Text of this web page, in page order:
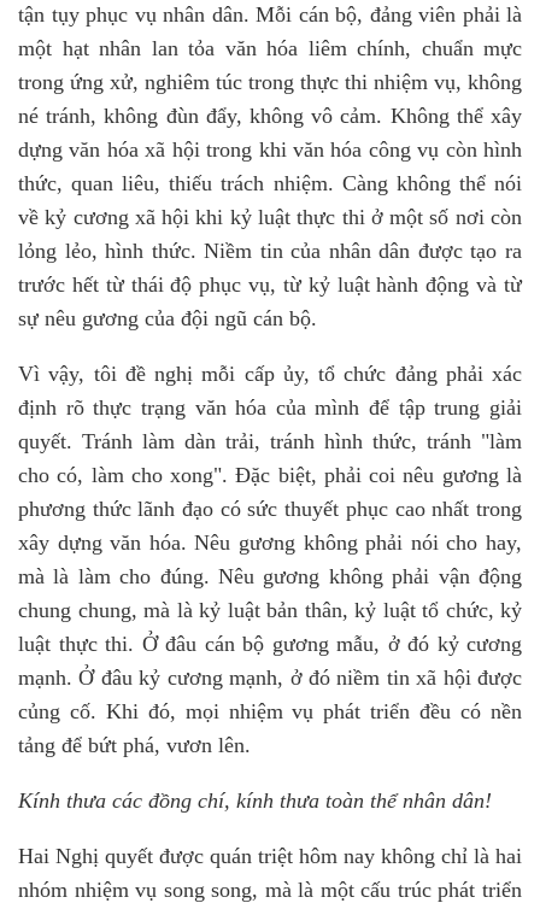
tận tụy phục vụ nhân dân. Mỗi cán bộ, đảng viên phải là
một hạt nhân lan tỏa văn hóa liêm chính, chuẩn mực
trong ứng xử, nghiêm túc trong thực thi nhiệm vụ, không
né tránh, không đùn đẩy, không vô cảm. Không thể xây
dựng văn hóa xã hội trong khi văn hóa công vụ còn hình
thức, quan liêu, thiếu trách nhiệm. Càng không thể nói
về kỷ cương xã hội khi kỷ luật thực thi ở một số nơi còn
lỏng lẻo, hình thức. Niềm tin của nhân dân được tạo ra
trước hết từ thái độ phục vụ, từ kỷ luật hành động và từ
sự nêu gương của đội ngũ cán bộ.
Vì vậy, tôi đề nghị mỗi cấp ủy, tổ chức đảng phải xác
định rõ thực trạng văn hóa của mình để tập trung giải
quyết. Tránh làm dàn trải, tránh hình thức, tránh "làm
cho có, làm cho xong". Đặc biệt, phải coi nêu gương là
phương thức lãnh đạo có sức thuyết phục cao nhất trong
xây dựng văn hóa. Nêu gương không phải nói cho hay,
mà là làm cho đúng. Nêu gương không phải vận động
chung chung, mà là kỷ luật bản thân, kỷ luật tổ chức, kỷ
luật thực thi. Ở đâu cán bộ gương mẫu, ở đó kỷ cương
mạnh. Ở đâu kỷ cương mạnh, ở đó niềm tin xã hội được
củng cố. Khi đó, mọi nhiệm vụ phát triển đều có nền
tảng để bứt phá, vươn lên.
Kính thưa các đồng chí, kính thưa toàn thể nhân dân!
Hai Nghị quyết được quán triệt hôm nay không chỉ là hai
nhóm nhiệm vụ song song, mà là một cấu trúc phát triển